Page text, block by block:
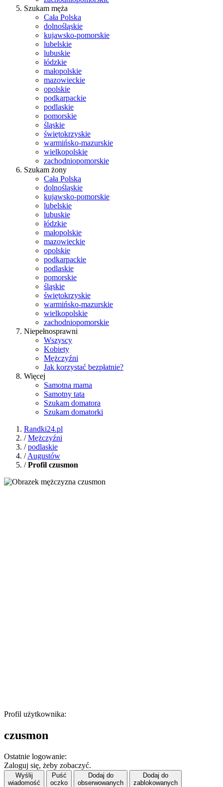
Szukam męża
Cała Polska
dolnośląskie
kujawsko-pomorskie
lubelskie
lubuskie
łódzkie
małopolskie
mazowieckie
opolskie
podkarpackie
podlaskie
pomorskie
śląskie
świętokrzyskie
warmińsko-mazurskie
wielkopolskie
zachodniopomorskie
Szukam żony
Cała Polska
dolnośląskie
kujawsko-pomorskie
lubelskie
lubuskie
łódzkie
małopolskie
mazowieckie
opolskie
podkarpackie
podlaskie
pomorskie
śląskie
świętokrzyskie
warmińsko-mazurskie
wielkopolskie
zachodniopomorskie
Niepełnosprawni
Wszyscy
Kobiety
Mężczyźni
Jak korzystać bezpłatnie?
Więcej
Samotna mama
Samotny tata
Szukam domatora
Szukam domatorki
Randki24.pl
/Mężczyźni
/podlaskie
/Augustów
/Profil czusmon
Profil użytkownika:
czusmon
Ostatnie logowanie:
Zaloguj się, żeby zobaczyć.
Wyślij
wiadomość
Puść
oczko
Dodaj do
obserwowanych
Dodaj do
zablokowanych